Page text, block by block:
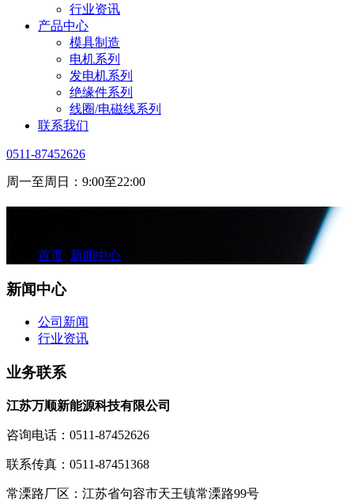
行业资讯
产品中心
模具制造
电机系列
发电机系列
绝缘件系列
线圈/电磁线系列
联系我们
0511-87452626
周一至周日：9:00至22:00
首页 新闻中心
新闻中心
公司新闻
行业资讯
业务联系
江苏万顺新能源科技有限公司
咨询电话：0511-87452626
联系传真：0511-87451368
常溧路厂区：江苏省句容市天王镇常溧路99号